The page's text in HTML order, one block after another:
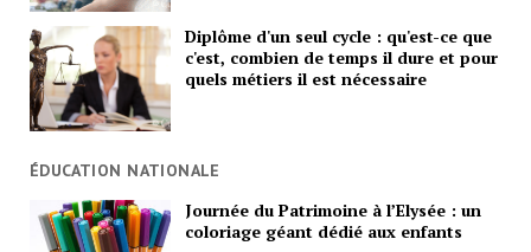
Diplôme d'un seul cycle : qu'est-ce que
c'est, combien de temps il dure et pour
quels métiers il est nécessaire
ÉDUCATION NATIONALE
Journée du Patrimoine à l’Elysée : un
coloriage géant dédié aux enfants